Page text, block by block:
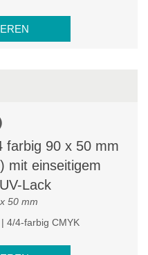
farbig 90 x 50 mm
mit einseitigem
Lack
50 mm
4/4-farbig CMYK